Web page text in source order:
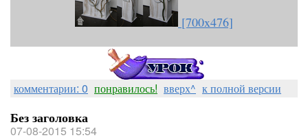
[700x476]
комментарии: 0 понравилось! вверх^ к полной версии
Без заголовка
07-08-2015 15:54